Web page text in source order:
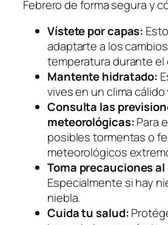
Febrero de forma segura y
Vístete por capas:
adaptarte a los
temperatura durante el
Mantente hidratado:
vives en un clima
Consulta las
meteorológicas:Para
posibles tormentas o
meteorológicos
Toma precauciones
Especialmente si hay
niebla.
Cuida tu salud: